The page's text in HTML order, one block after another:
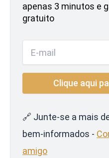
apenas 3 minutos e
gratuito
🔗 Junte-se a mais
bem-informados -
amigo